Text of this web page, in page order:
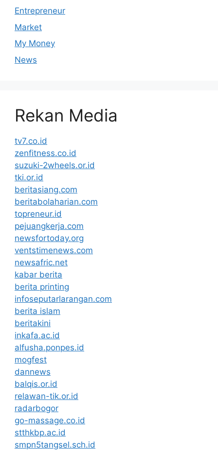
Entrepreneur
Market
My Money
News
Rekan Media
tv7.co.id
zenfitness.co.id
suzuki-2wheels.or.id
tki.or.id
beritasiang.com
beritabolaharian.com
topreneur.id
pejuangkerja.com
newsfortoday.org
ventstimenews.com
newsafric.net
kabar berita
berita printing
infoseputarlarangan.com
berita islam
beritakini
inkafa.ac.id
alfusha.ponpes.id
mogfest
dannews
balqis.or.id
relawan-tik.or.id
radarbogor
go-massage.co.id
stthkbp.ac.id
smpn5tangsel.sch.id